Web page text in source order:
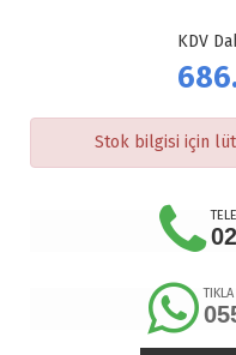
KDV
Stok bilgisi için